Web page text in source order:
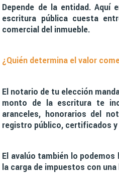
Depende de la entidad. Aquí
escritura pública cuesta
comercial del inmueble.
¿Quién determina el valor
El notario de tu elección
monto de la escritura te
aranceles, honorarios del
registro público, certificados
El avalúo también lo
la carga de impuestos con